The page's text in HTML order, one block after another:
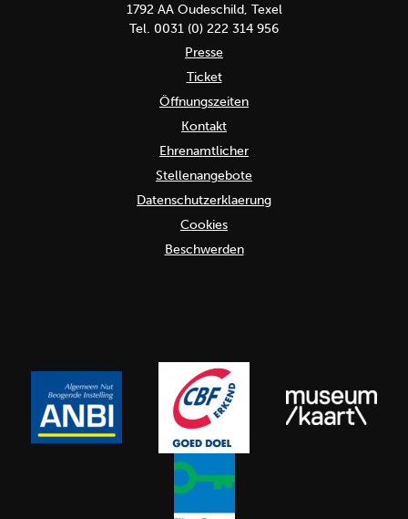
1792 AA Oudeschild, Texel
Tel. 0031 (0) 222 314 956
Presse
Ticket
Öffnungszeiten
Kontakt
Ehrenamtlicher
Stellenangebote
Datenschutzerklaerung
Cookies
Beschwerden